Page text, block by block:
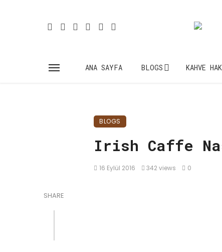
ANA SAYFA BLOGS KAHVE
BLOGS
Irish Caffe
16 Eylül 2016 342 views 0
SHARE